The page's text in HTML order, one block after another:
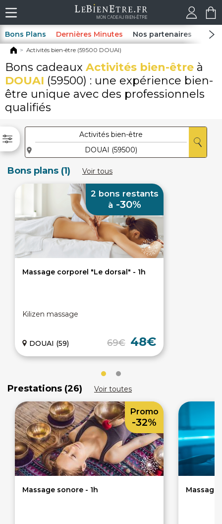
Bons Plans Dernières Minutes Nos partenaires Spas
Activités bien-être (59500 DOUAI)
Bons cadeaux Activités bien-être à
DOUAI (59500) : une expérience bien-
être unique avec des professionnels
qualifiés
Bons plans (1) Voir tous
Massage corporel "Le dorsal" - 1h
Kilizen massage
69€ 48€
DOUAI (59)
2 bons restants
à -30%
Prestations (26) Voir toutes
Massage sonore - 1h
Promo
-32%
Massage